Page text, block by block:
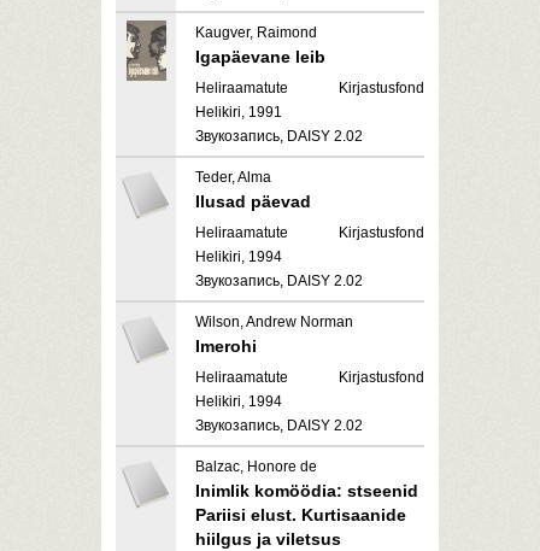
Kaugver, Raimond
Igapäevane leib
Heliraamatute Kirjastusfond
Helikiri, 1991
Звукозапись, DAISY 2.02
Teder, Alma
Ilusad päevad
Heliraamatute Kirjastusfond
Helikiri, 1994
Звукозапись, DAISY 2.02
Wilson, Andrew Norman
Imerohi
Heliraamatute Kirjastusfond
Helikiri, 1994
Звукозапись, DAISY 2.02
Balzac, Honore de
Inimlik komöödia: stseenid
Pariisi elust. Kurtisaanide
hiilgus ja viletsus